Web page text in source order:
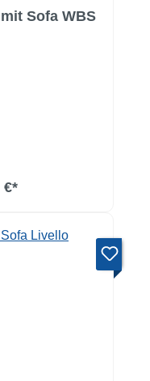
Sofa WBS
€*